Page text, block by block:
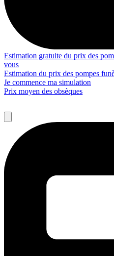
Estimation gratuite du prix des
vous
Estimation du prix des pompes
Je commence ma simulation
Prix moyen des obsèques